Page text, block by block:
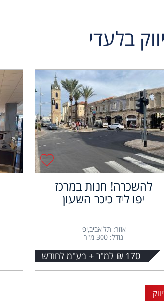
בלעדי
להשכרה! חנות במרכז
יפו ליד כיכר השעון
אזור: תל אביב,יפו
גודל: 300 מ"ר
170 ₪ למ"ר + מע"מ לחודש